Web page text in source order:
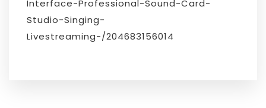
Interface-Professional-Sound-Card-
Studio-Singing-
Livestreaming-/204683156014